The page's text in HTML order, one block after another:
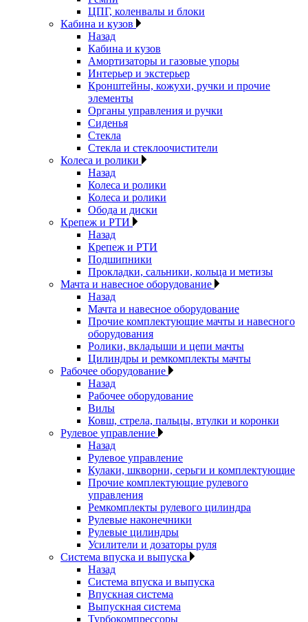
ЦПГ, коленвалы и блоки
Кабина и кузов
Назад
Кабина и кузов
Амортизаторы и газовые упоры
Интерьер и экстерьер
Кронштейны, кожухи, ручки и прочие
элементы
Органы управления и ручки
Сиденья
Стекла
Стекла и стеклоочистители
Колеса и ролики
Назад
Колеса и ролики
Колеса и ролики
Обода и диски
Крепеж и РТИ
Назад
Крепеж и РТИ
Подшипники
Прокладки, сальники, кольца и метизы
Мачта и навесное оборудование
Назад
Мачта и навесное оборудование
Прочие комплектующие мачты и навесного
оборудования
Ролики, вкладыши и цепи мачты
Цилиндры и ремкомплекты мачты
Рабочее оборудование
Назад
Рабочее оборудование
Вилы
Ковш, стрела, пальцы, втулки и коронки
Рулевое управление
Назад
Рулевое управление
Кулаки, шкворни, серьги и комплектующие
Прочие комплектующие рулевого
управления
Ремкомплекты рулевого цилиндра
Рулевые наконечники
Рулевые цилиндры
Усилители и дозаторы руля
Система впуска и выпуска
Назад
Система впуска и выпуска
Впускная система
Выпускная система
Турбокомпрессоры